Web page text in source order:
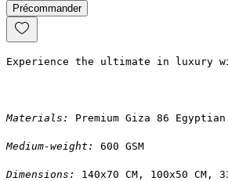
Précommander
Experience the ultimate in luxury
Materials: Premium Giza 86
Medium-weight: 600 GSM
Dimensions: 140x70 CM, 100x50 CM,